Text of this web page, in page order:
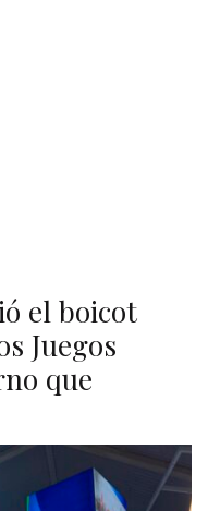
el boicot
Juegos
que